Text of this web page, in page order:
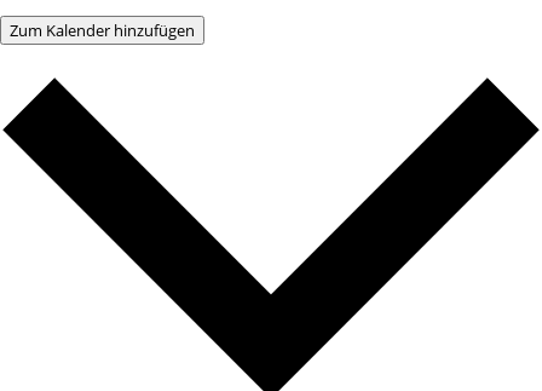
Zum Kalender hinzufügen